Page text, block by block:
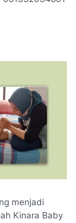
menjadi
Kinara Baby